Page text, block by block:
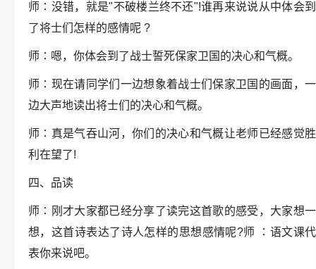
师∶没错，就是"不破楼兰终不还"!谁再来说说从中体会到
了将士们怎样的感情呢 ?
师∶嗯，你体会到了战士誓死保家卫国的决心和气概。
师∶现在请同学们一边想象着战士们保家卫国的画面，一
边大声地读出将士们的决心和气概。
师∶真是气吞山河，你们的决心和气概让老师已经感觉胜
利在望了!
四、品读
师∶刚才大家都已经分享了读完这首歌的感受，大家想一
想，这首诗表达了诗人怎样的思想感情呢?师 ∶语文课代
表你来说吧。